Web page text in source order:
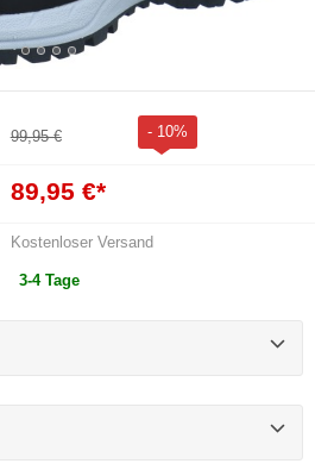
99,95 € - 10%
89,95 €*
Kostenloser Versand
3-4 Tage